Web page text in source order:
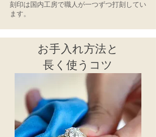
刻印は国内工房で職人が一つずつ打刻してい
ます。
お手入れ方法と
長く使うコツ